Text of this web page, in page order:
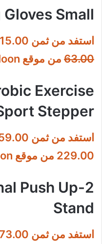
Small
استفد من ثمن 15.00 درهم إماراتي بدلا من
63.00 من موقع Noon
Exercise
Stepper
229.00 من موقع Noon
Push Up
Stand